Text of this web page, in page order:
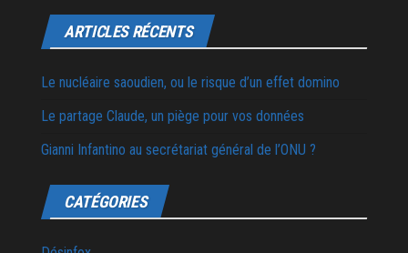
ARTICLES RÉCENTS
Le nucléaire saoudien, ou le risque d’un effet domino
Le partage Claude, un piège pour vos données
Gianni Infantino au secrétariat général de l’ONU ?
CATÉGORIES